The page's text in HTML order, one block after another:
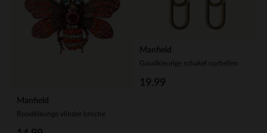
Manfield
Roodkleurige vlinder broche
Manfield
Goudkleurige schakel oorbellen
19.99